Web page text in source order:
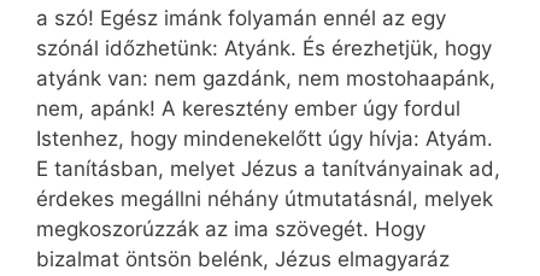
a szó! Egész imánk folyamán ennél az egy
szónál időzhetünk: Atyánk. És érezhetjük, hogy
atyánk van: nem gazdánk, nem mostohaapánk,
nem, apánk! A keresztény ember úgy fordul
Istenhez, hogy mindenekelőtt úgy hívja: Atyám.
E tanításban, melyet Jézus a tanítványainak ad,
érdekes megállni néhány útmutatásnál, melyek
megkoszorúzzák az ima szövegét. Hogy
bizalmat öntsön belénk, Jézus elmagyaráz